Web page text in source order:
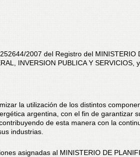
2007 del Registro del MINISTERIO
INVERSION PUBLICA Y SERVICIOS, y
la utilización de los distintos
argentina, con el fin de garantizar
de esta manera con la
industrias.
asignadas al MINISTERIO DE